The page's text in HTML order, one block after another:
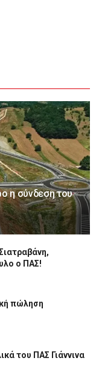
η σύνδεση του
ο ΠΑΣ!
πώληση
του ΠΑΣ Γιάννινα